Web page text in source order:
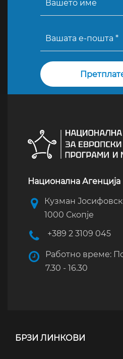
Национална Агенција
Кузман
1000 Скопје
+389 2 3109 045
Работно време:
7.30 - 16.30
БРЗИ ЛИНКОВИ